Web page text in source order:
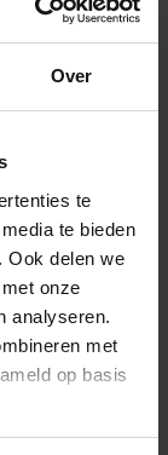
Over
te
te bieden
Ook delen we
onze
analyseren.
met
op basis